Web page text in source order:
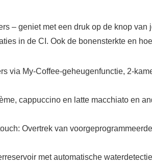
– geniet met een druk op de knop
in de CI. Ook de bonensterkte en
via My-Coffee-geheugenfunctie, 2-
cappuccino en latte macchiato en
Overtrek van
met automatische